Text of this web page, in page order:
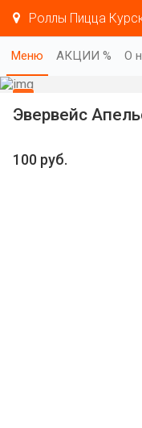
Роллы Пицца Курск
Меню АКЦИИ % О
Эвервейс
100 руб.